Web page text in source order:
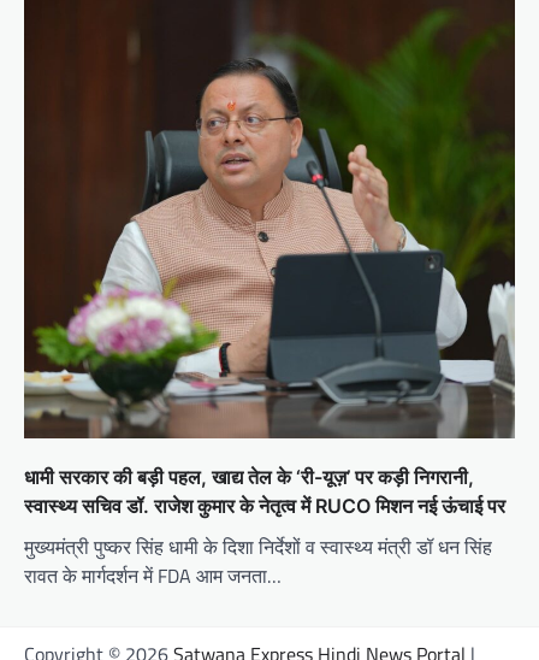
धामी सरकार की बड़ी पहल, खाद्य तेल के ‘री-यूज़’ पर कड़ी निगरानी,
स्वास्थ्य सचिव डॉ. राजेश कुमार के नेतृत्व में RUCO मिशन नई ऊंचाई पर
मुख्यमंत्री पुष्कर सिंह धामी के दिशा निर्देशों व स्वास्थ्य मंत्री डॉ धन सिंह
रावत के मार्गदर्शन में FDA आम जनता…
Copyright © 2026Satwana Express Hindi News Portal |